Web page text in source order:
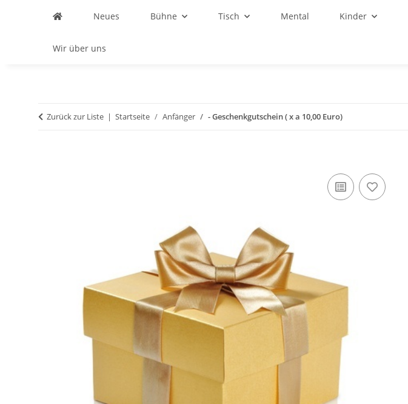
Neues Bühne Tisch Mental Kinder
Wir über uns
Zurück zur Liste Startseite Anfänger - Geschenkgutschein ( x a 10,00 Euro)